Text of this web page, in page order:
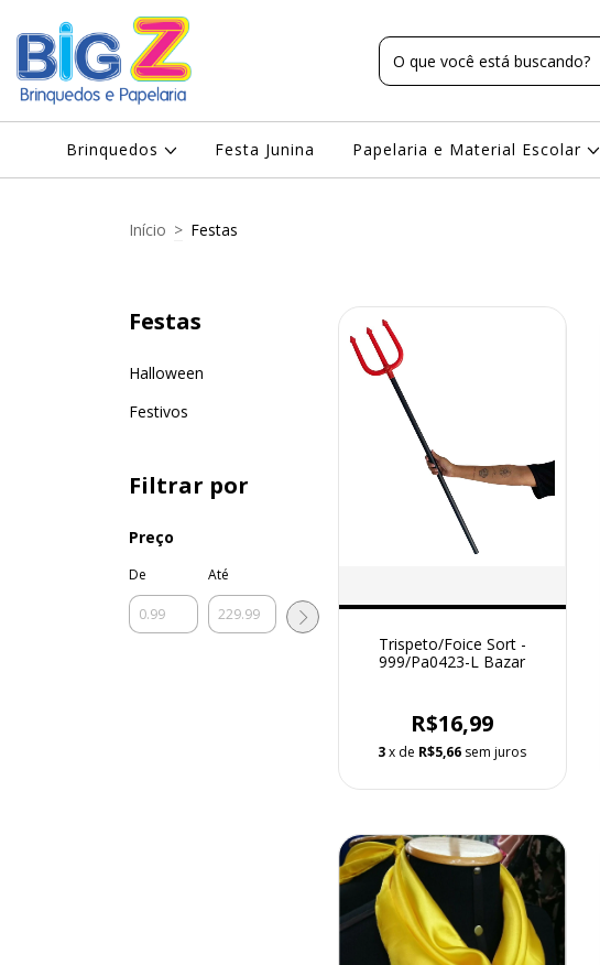
Brinquedos Festa Junina Papelaria e Material Escolar
Início > Festas
Festas
Halloween
Festivos
Filtrar por
Preço
De Até
Trispeto/Foice Sort -
999/Pa0423-L Bazar
R$16,99
3x de R$5,66 sem juros